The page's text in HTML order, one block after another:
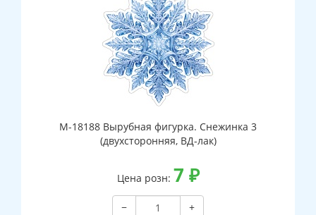
М-18188 Вырубная фигурка. Снежинка 3
(двухсторонняя, ВД-лак)
Цена розн: 7 ₽
−
+